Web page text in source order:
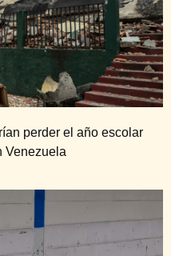
perder el año escolar
Venezuela